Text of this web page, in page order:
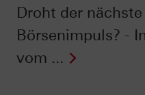
Droht der
Börsenimpuls? -
vom ...